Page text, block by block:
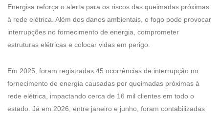
Energisa reforça o alerta para os riscos das queimadas próximas
à rede elétrica. Além dos danos ambientais, o fogo pode provocar
interrupções no fornecimento de energia, comprometer
estruturas elétricas e colocar vidas em perigo.
Em 2025, foram registradas 45 ocorrências de interrupção no
fornecimento de energia causadas por queimadas próximas à
rede elétrica, impactando cerca de 16 mil clientes em todo o
estado. Já em 2026, entre janeiro e junho, foram contabilizadas